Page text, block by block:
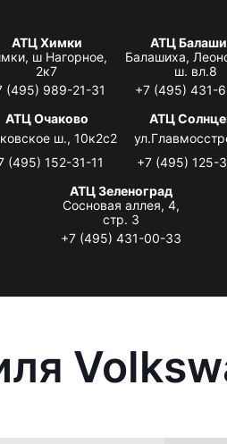
АТЦ Химки
ш Нагорное,
2к7
(495) 989-21-31
АТЦ
Балашиха,
ш. вл.8
+7 (495) 431-
АТЦ Очаково
ш., 10к2с2
(495) 152-31-11
АТЦ
+7 (495) 125-
АТЦ Зеленоград
Сосновая аллея, 4,
стр. 3
+7 (495) 431-00-33